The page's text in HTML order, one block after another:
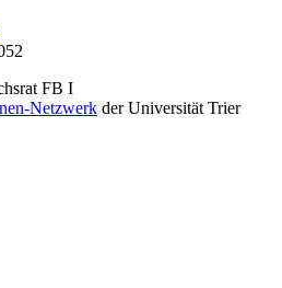
FB I
Netzwerk der Universität Trier